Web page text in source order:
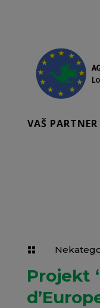
VAŠ

Projekt